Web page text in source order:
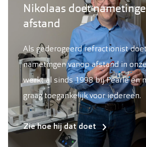
Nikolaas doet
afstand
Als gederogeerd refractionist
nametingen vanop afstand in
werkt al sinds 1998 bij Pearle en
graag toegankelijk voor iedereen.
Zie hoe hij dat doet